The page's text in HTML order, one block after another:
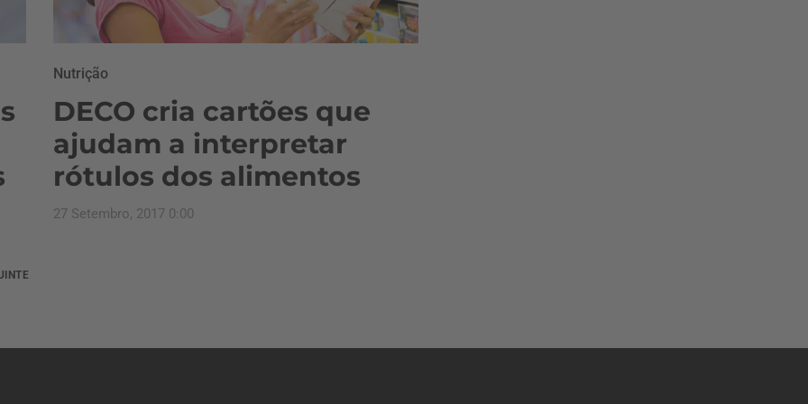
Nutrição
DECO cria cartões que
ajudam a interpretar
rótulos dos alimentos
27 Setembro, 2017 0:00